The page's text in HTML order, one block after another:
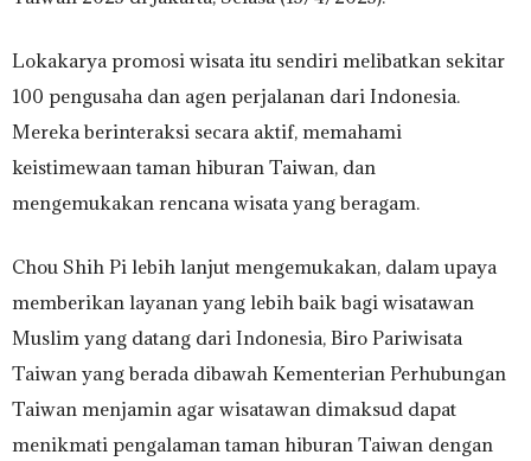
Lokakarya promosi wisata itu sendiri melibatkan sekitar
100 pengusaha dan agen perjalanan dari Indonesia.
Mereka berinteraksi secara aktif, memahami
keistimewaan taman hiburan Taiwan, dan
mengemukakan rencana wisata yang beragam.
Chou Shih Pi lebih lanjut mengemukakan, dalam upaya
memberikan layanan yang lebih baik bagi wisatawan
Muslim yang datang dari Indonesia, Biro Pariwisata
Taiwan yang berada dibawah Kementerian Perhubungan
Taiwan menjamin agar wisatawan dimaksud dapat
menikmati pengalaman taman hiburan Taiwan dengan